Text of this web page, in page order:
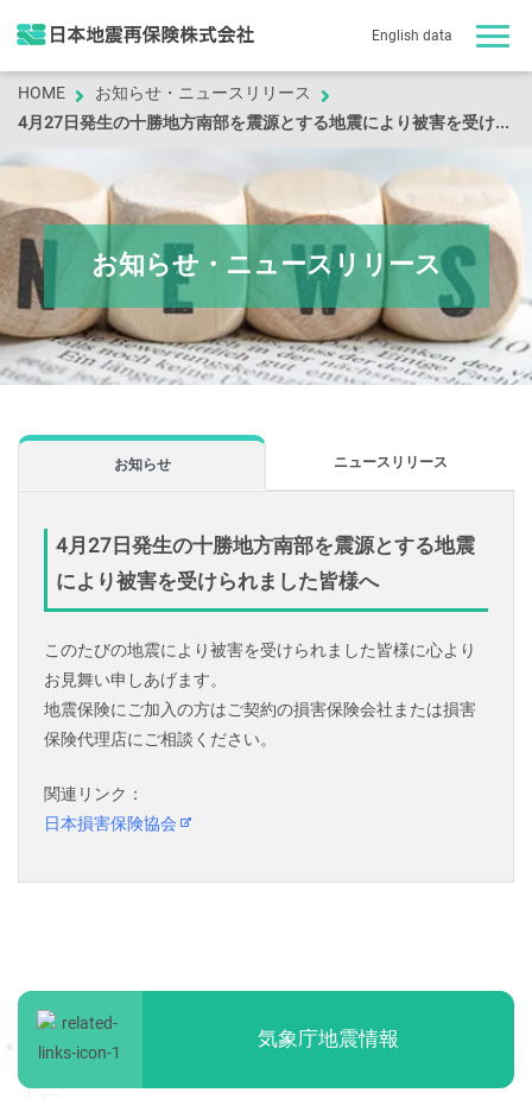
English data
HOME
お知らせ・ニュースリリース
4月27日発生の十勝地方南部を震源とする地震により被害を受けられました皆様へ
お知らせ・ニュースリリース
お知らせ ニュースリリース
4月27日発生の十勝地方南部を震源とする地震
により被害を受けられました皆様へ
このたびの地震により被害を受けられました皆様に心より
お見舞い申しあげます。
地震保険にご加入の方はご契約の損害保険会社または損害
保険代理店にご相談ください。
関連リンク：
日本損害保険協会
気象庁地震情報